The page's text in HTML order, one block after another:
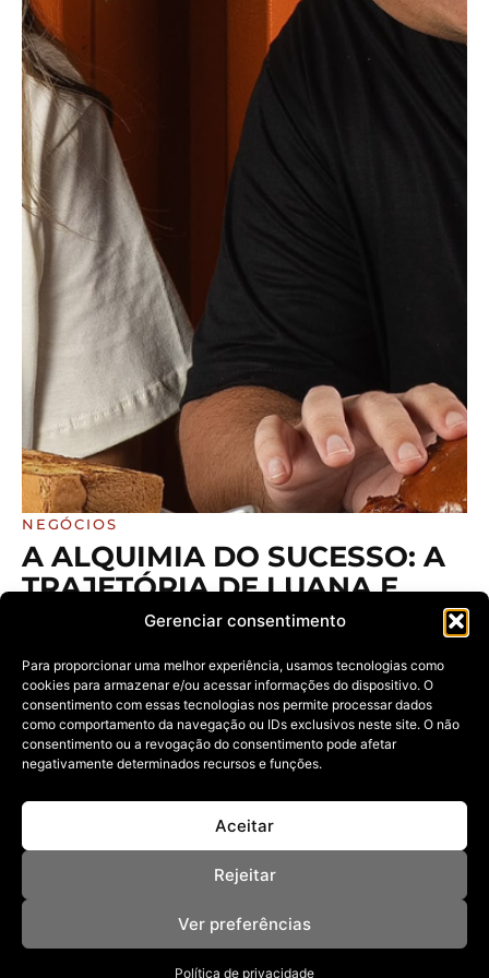
Gerenciar consentimento
Para proporcionar uma melhor experiência, usamos tecnologias como
cookies para armazenar e/ou acessar informações do dispositivo. O
consentimento com essas tecnologias nos permite processar dados
como comportamento da navegação ou IDs exclusivos neste site. O não
consentimento ou a revogação do consentimento pode afetar
negativamente determinados recursos e funções.
Aceitar
Rejeitar
Ver preferências
Política de privacidade
NEGÓCIOS
A ALQUIMIA DO SUCESSO: A
TRAJETÓRIA DE LUANA E
JOÃO NO COMANDO DA
BASTIDORES DE UMA
GRANDE EXPANSÃO
07/07/2026
Conheça a história dos jovens que transformaram uma